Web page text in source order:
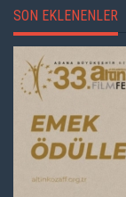
SON EKLENENLER